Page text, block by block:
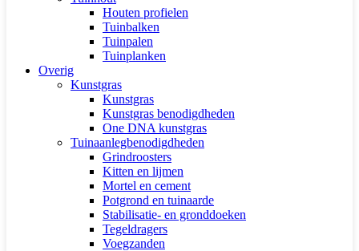
Houten profielen
Tuinbalken
Tuinpalen
Tuinplanken
Overig
Kunstgras
Kunstgras
Kunstgras benodigdheden
One DNA kunstgras
Tuinaanlegbenodigdheden
Grindroosters
Kitten en lijmen
Mortel en cement
Potgrond en tuinaarde
Stabilisatie- en gronddoeken
Tegeldragers
Voegzanden